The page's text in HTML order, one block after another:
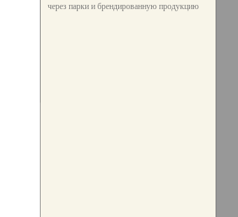
через парки и брендированную продукцию